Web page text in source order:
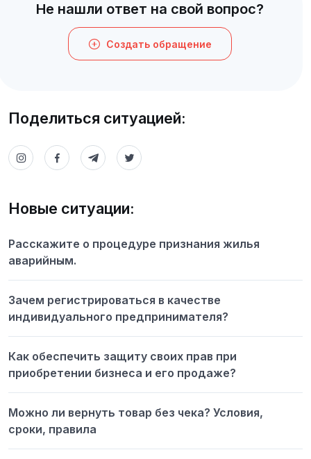
Не нашли ответ на свой вопрос?
Создать обращение
Поделиться ситуацией:
Новые ситуации:
Расскажите о процедуре признания жилья
аварийным.
Зачем регистрироваться в качестве
индивидуального предпринимателя?
Как обеспечить защиту своих прав при
приобретении бизнеса и его продаже?
Можно ли вернуть товар без чека? Условия,
сроки, правила